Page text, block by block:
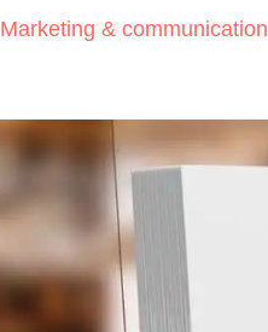
Marketing & communication